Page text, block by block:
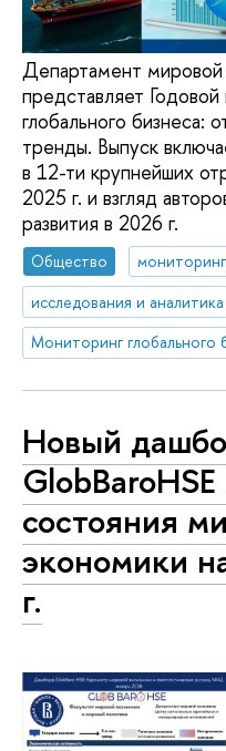
Департамент
представляет
глобального бизнеса:
тренды. Выпуск
в 12-ти крупнейших
2025 г. и взгляд
развития в 2026 г.
Общество
исследования и аналитика
Мониторинг глобального
Новый
состояния
экономики
г.